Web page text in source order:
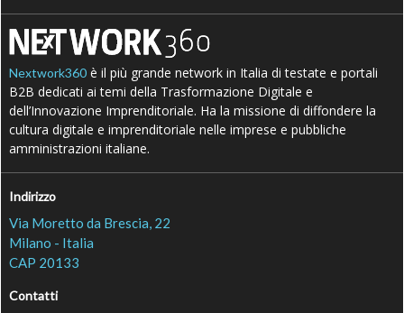
Nextwork360 è il più grande network in Italia di testate e portali
B2B dedicati ai temi della Trasformazione Digitale e
dell’Innovazione Imprenditoriale. Ha la missione di diffondere la
cultura digitale e imprenditoriale nelle imprese e pubbliche
amministrazioni italiane.
Indirizzo
Via Moretto da Brescia, 22
Milano - Italia
CAP 20133
Contatti